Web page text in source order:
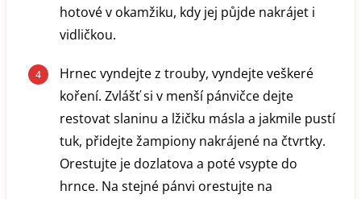
hotové v okamžiku, kdy jej půjde nakrájet i
vidličkou.
Hrnec vyndejte z trouby, vyndejte veškeré
koření. Zvlášť si v menší pánvičce dejte
restovat slaninu a lžičku másla a jakmile pustí
tuk, přidejte žampiony nakrájené na čtvrtky.
Orestujte je dozlatova a poté vsypte do
hrnce. Na stejné pánvi orestujte na